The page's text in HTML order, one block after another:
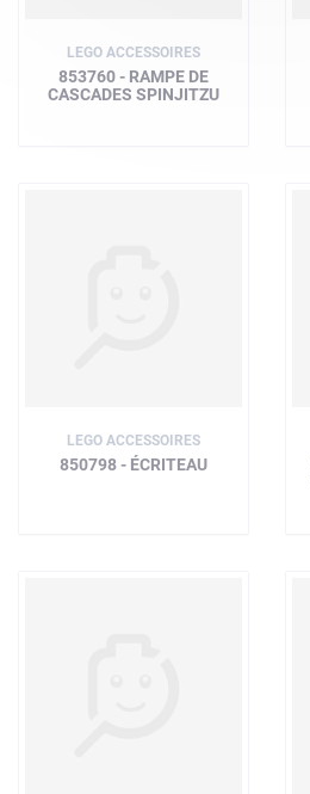
LEGO ACCESSOIRES
853760 - RAMPE DE
CASCADES SPINJITZU
LEGO ACCESSOIRES
850798 - ÉCRITEAU